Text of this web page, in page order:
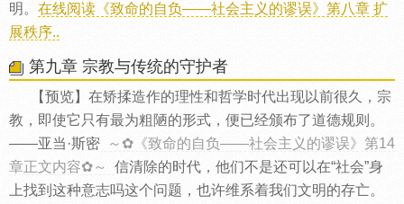
明。 在线阅读《致命的自负——社会主义的谬误》第八章 扩
展秩序..
第九章 宗教与传统的守护者
【预览】在矫揉造作的理性和哲学时代出现以前很久，宗
教，即使它只有最为粗陋的形式，便已经颁布了道德规则。
——亚当·斯密
～✿《致命的自负——社会主义的谬误》第14
章正文内容✿～
信清除的时代，他们不是还可以在“社会”身
上找到这种意志吗这个问题，也许维系着我们文明的存亡。